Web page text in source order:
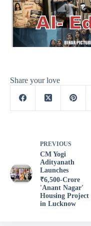
Share your love
PREVIOUS
CM Yogi
Adityanath
Launches
₹6,500-Crore
'Anant Nagar'
Housing Project
in Lucknow